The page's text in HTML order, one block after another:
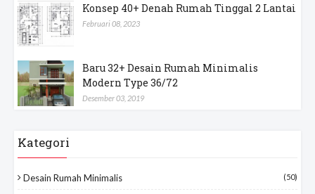
Konsep 40+ Denah Rumah Tinggal 2 Lantai
Februari 08, 2023
Baru 32+ Desain Rumah Minimalis
Modern Type 36/72
Desember 03, 2019
Kategori
Desain Rumah Minimalis (50)